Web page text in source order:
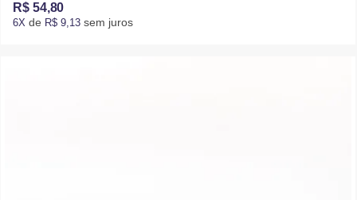
R$ 54,80
6X de R$ 9,13 sem juros